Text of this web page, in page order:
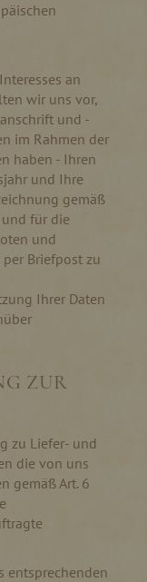
an
wir uns vor,
und -
im Rahmen der
haben - Ihren
und Ihre
gemäß
und für die
und
Briefpost zu
Ihrer Daten
ZUR
zu Liefer- und
die von uns
gemäß Art. 6
entsprechenden